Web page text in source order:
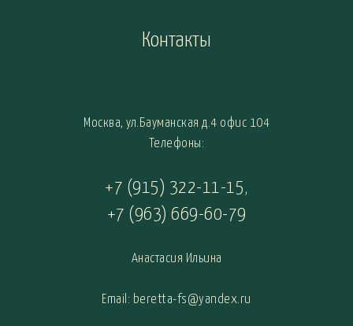
Контакты
Москва, ул.Бауманская д.4 офис 104
Телефоны:
+7 (915) 322-11-15,
+7 (963) 669-60-79
Анастасия Ильина
Email: beretta-fs@yandex.ru